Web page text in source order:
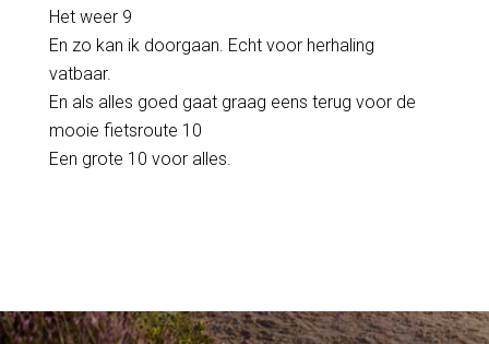
Het weer 9
En zo kan ik doorgaan. Echt voor herhaling
vatbaar.
En als alles goed gaat graag eens terug voor de
mooie fietsroute 10
Een grote 10 voor alles.